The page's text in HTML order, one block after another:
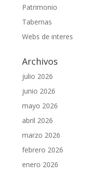
Patrimonio
Tabernas
Webs de interes
Archivos
julio 2026
junio 2026
mayo 2026
abril 2026
marzo 2026
febrero 2026
enero 2026